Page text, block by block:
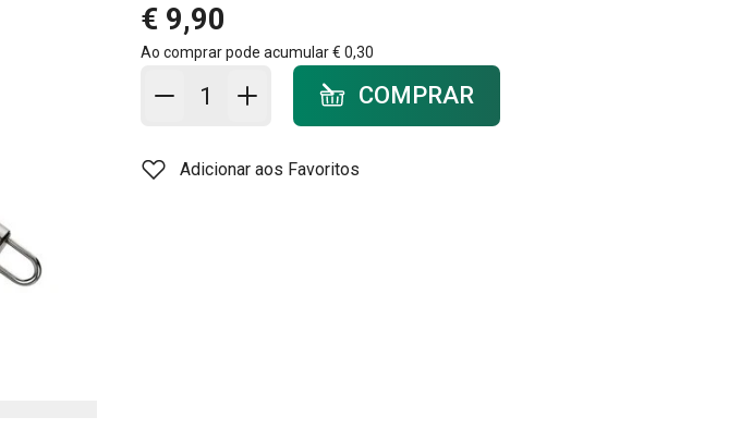
€ 9,90
Ao comprar pode acumular€ 0,30
Adicionar ao carrinho - quantidade
COMPRAR
Adicionar aos Favoritos